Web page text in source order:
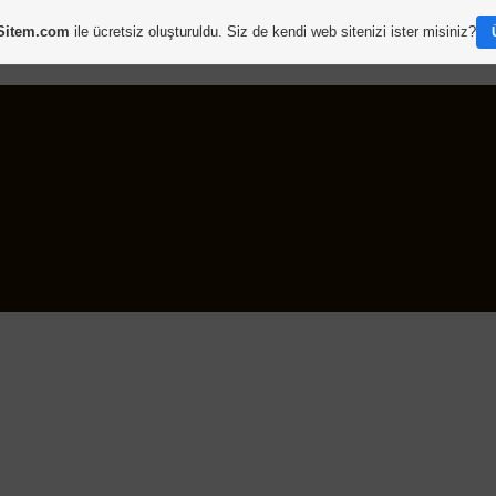
ile ücretsiz oluşturuldu. Siz de kendi web sitenizi ister misiniz?